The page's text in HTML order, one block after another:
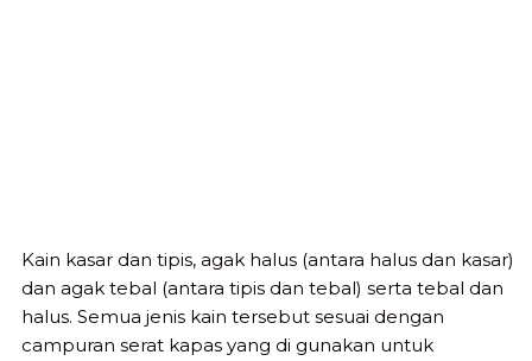
Kain kasar dan tipis, agak halus (antara halus dan kasar)
dan agak tebal (antara tipis dan tebal) serta tebal dan
halus. Semua jenis kain tersebut sesuai dengan
campuran serat kapas yang di gunakan untuk